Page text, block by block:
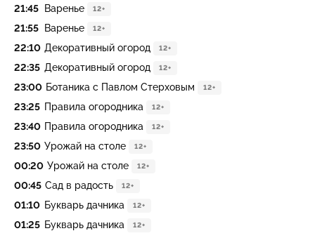
21:45 Варенье 12+
21:55 Варенье 12+
22:10 Декоративный огород 12+
22:35 Декоративный огород 12+
23:00 Ботаника с Павлом Стерховым 12+
23:25 Правила огородника 12+
23:40 Правила огородника 12+
23:50 Урожай на столе 12+
00:20 Урожай на столе 12+
00:45 Сад в радость 12+
01:10 Букварь дачника 12+
01:25 Букварь дачника 12+